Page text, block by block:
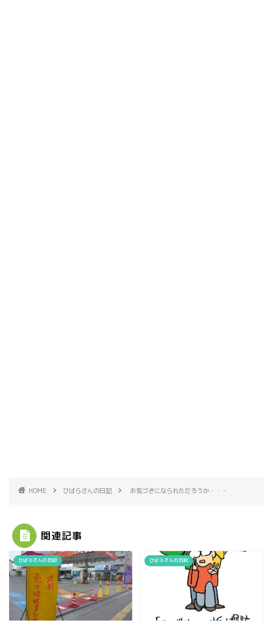
HOME ひばらさんの日記 お気づきになられただろうか・・・
関連記事
ひばらさんの日記 ひばらさんの日記